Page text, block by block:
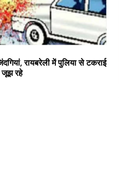
रायबरेली में पुलिया से टकराई
जूझ रहे